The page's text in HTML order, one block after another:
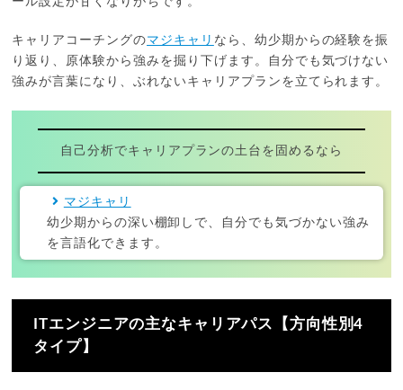
キャリアコーチングのマジキャリ なら、幼少期からの経験を振
り返り、原体験から強みを掘り下げます。自分でも気づけない
強みが言葉になり、ぶれないキャリアプランを立てられます。
自己分析でキャリアプランの土台を固めるなら
マジキャリ
幼少期からの深い棚卸しで、自分でも気づかない強み
を言語化できます。
ITエンジニアの主なキャリアパス【方向性別4
タイプ】